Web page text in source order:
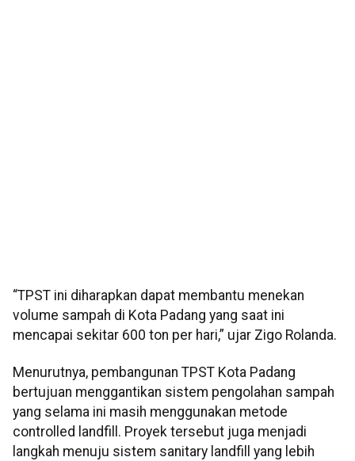
“TPST ini diharapkan dapat membantu menekan
volume sampah di Kota Padang yang saat ini
mencapai sekitar 600 ton per hari,” ujar Zigo Rolanda.
Menurutnya, pembangunan TPST Kota Padang
bertujuan menggantikan sistem pengolahan sampah
yang selama ini masih menggunakan metode
controlled landfill. Proyek tersebut juga menjadi
langkah menuju sistem sanitary landfill yang lebih